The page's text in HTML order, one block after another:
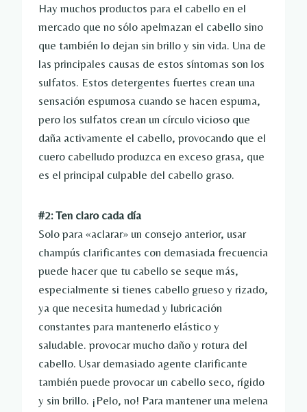
Hay muchos productos para el cabello en el
mercado que no sólo apelmazan el cabello sino
que también lo dejan sin brillo y sin vida. Una de
las principales causas de estos síntomas son los
sulfatos. Estos detergentes fuertes crean una
sensación espumosa cuando se hacen espuma,
pero los sulfatos crean un círculo vicioso que
daña activamente el cabello, provocando que el
cuero cabelludo produzca en exceso grasa, que
es el principal culpable del cabello graso.
#2: Ten claro cada día
Solo para «aclarar» un consejo anterior, usar
champús clarificantes con demasiada frecuencia
puede hacer que tu cabello se seque más,
especialmente si tienes cabello grueso y rizado,
ya que necesita humedad y lubricación
constantes para mantenerlo elástico y
saludable. provocar mucho daño y rotura del
cabello. Usar demasiado agente clarificante
también puede provocar un cabello seco, rígido
y sin brillo. ¡Pelo, no! Para mantener una melena